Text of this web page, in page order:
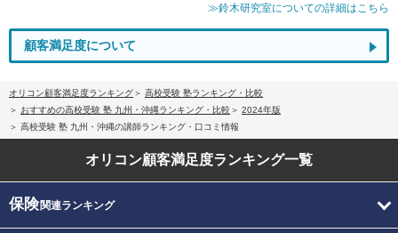
≫鈴木研究室についての詳細はこちら
顧客満足度について
オリコン顧客満足度ランキング
高校受験 塾ランキング・比較
おすすめの高校受験 塾 九州・沖縄ランキング・比較
2024年版
高校受験 塾 九州・沖縄の講師ランキング・口コミ情報
オリコン顧客満足度ランキング一覧
保険関連ランキング